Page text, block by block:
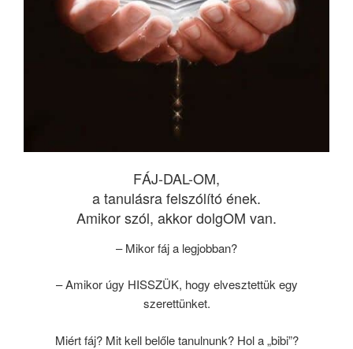
FÁJ-DAL-OM,
a tanulásra felszólító ének.
Amikor szól, akkor dolgOM van.
– Mikor fáj a legjobban?
– Amikor úgy HISSZÜK, hogy elvesztettük egy
szerettünket.
Miért fáj? Mit kell belőle tanulnunk? Hol a „bibi”?